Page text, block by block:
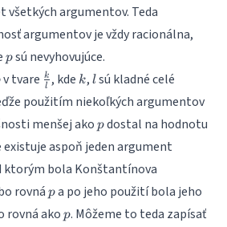
všetkých argumentov. Teda
argumentov je vždy racionálna,
p
psú nevyhovujúce.
v tvare \frac{k}
{l}
l
k , kde k
k, l
lsú kladné celé
použitím niekoľkých argumentov
menšej ako p
pdostal na hodnotu
existuje aspoň jeden argument
ktorým bola Konštantínova
rovná p
pa po jeho použití bola jeho
rovná ako p
p. Môžeme to teda zapísať